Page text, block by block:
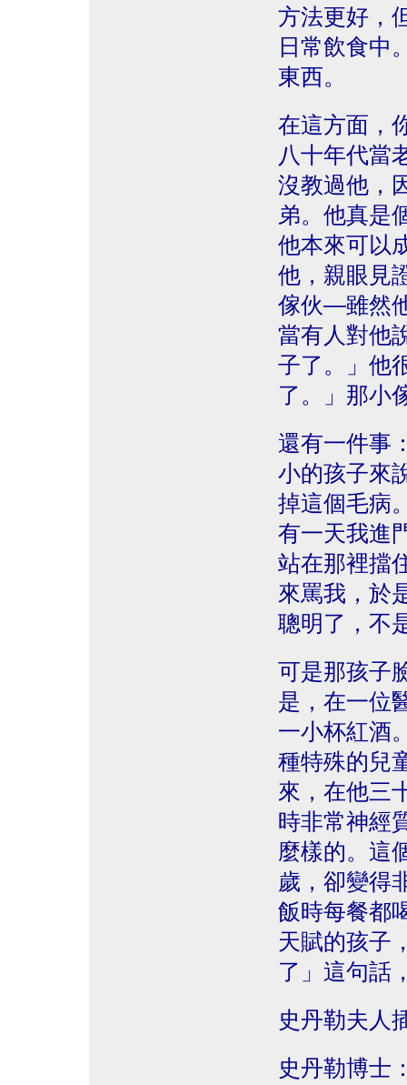
方法更好，
日常飲食中
東西。
在這方面，
八十年代當
沒教過他，
弟。他真是
他本來可以
他，親眼見
傢伙—雖然
當有人對他
子了。」他
了。」那小
還有一件事
小的孩子來
掉這個毛病
有一天我進
站在那裡擋
來罵我，於
聰明了，不
可是那孩子
是，在一位
一小杯紅酒
種特殊的兒
來，在他三
時非常神經
麼樣的。這
歲，卻變得
飯時每餐都
天賦的孩子
了」這句話
史丹勒夫人
史丹勒博士